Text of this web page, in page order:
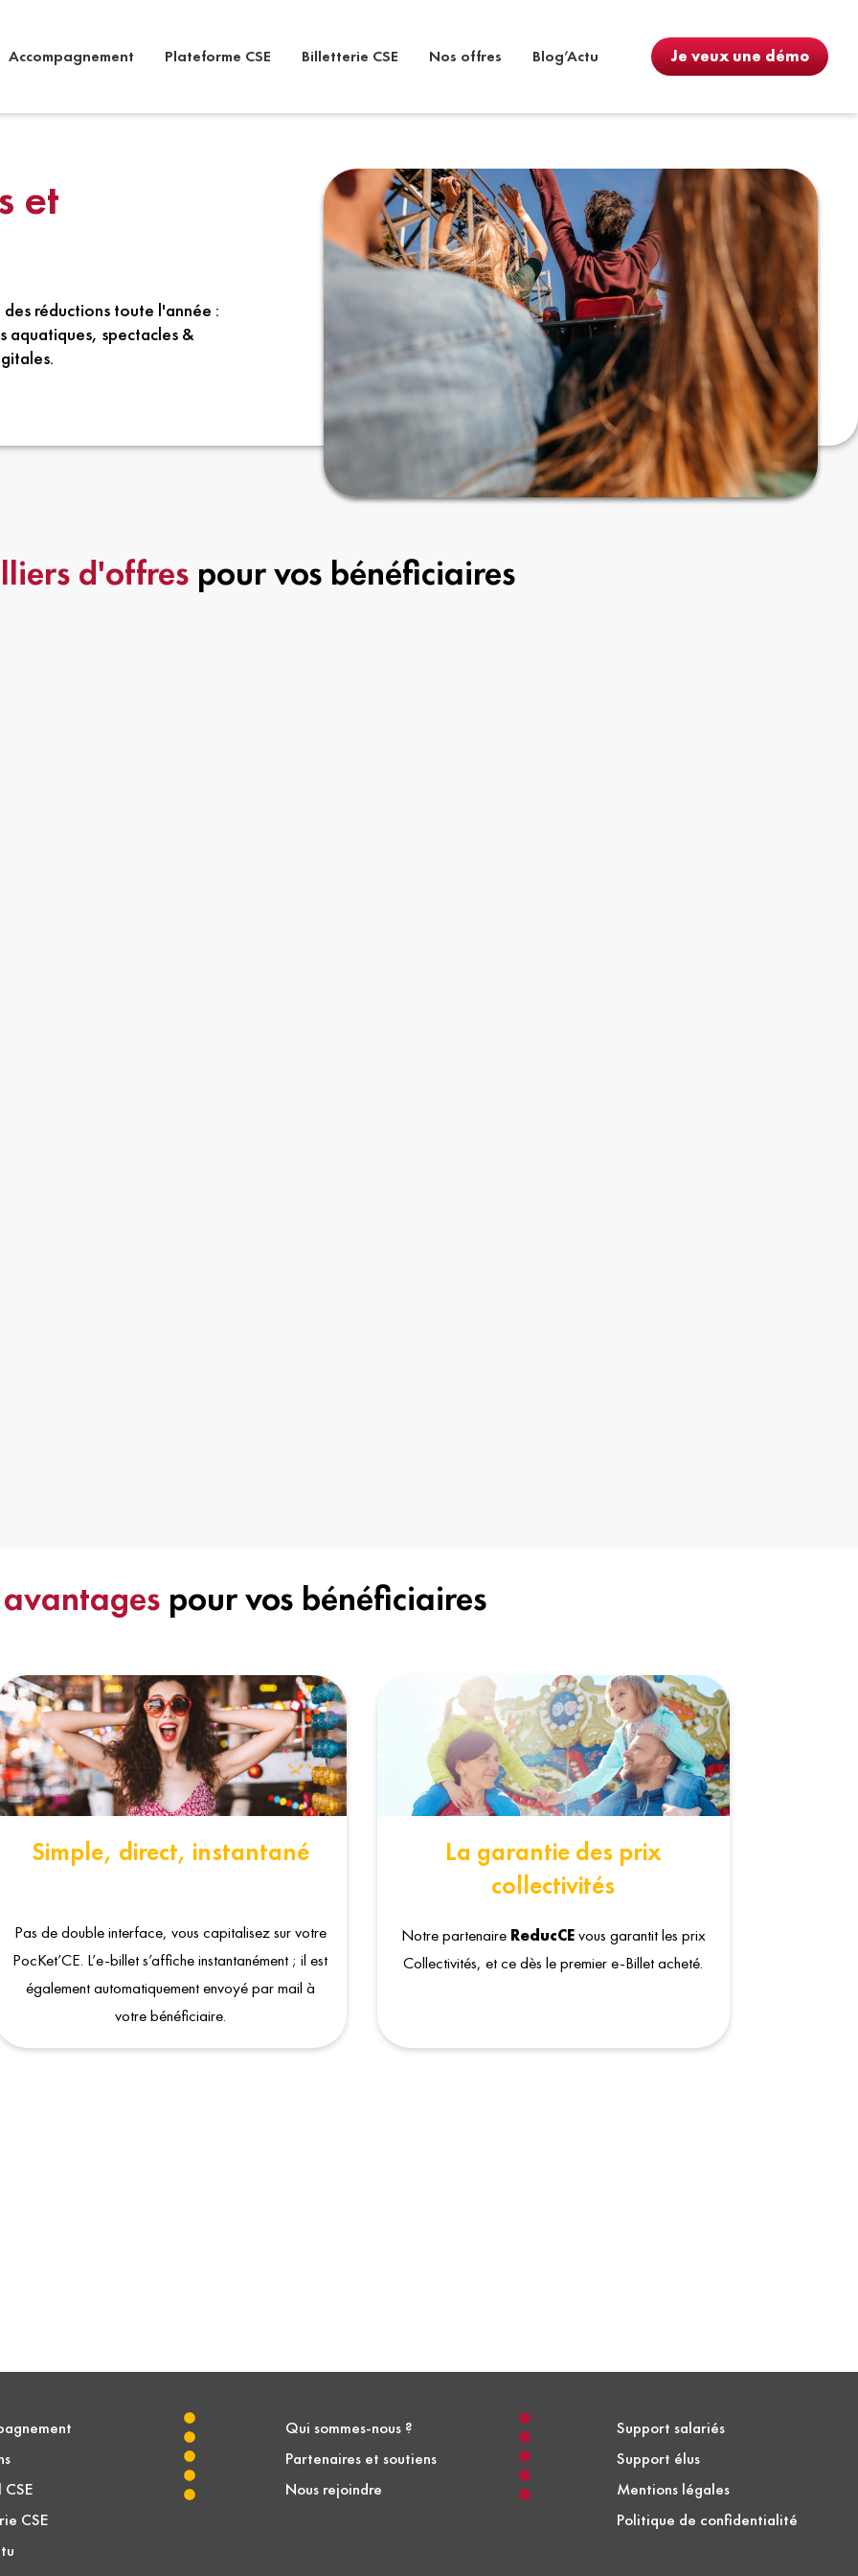
Accompagnement Plateforme CSE Billetterie CSE Nos offres Blog’Actu Je veux une démo
et
réductions toute l'année :
aquatiques, spectacles &
d'offres pour vos bénéficiaires
avantages pour vos bénéficiaires
Simple, direct, instantané
Pas de double interface, vous capitalisez sur votre
PocKet’CE. L’e-billet s’affiche instantanément ; il est
également automatiquement envoyé par mail à
votre bénéficiaire.
La garantie des prix
collectivités
Notre partenaire ReducCEvous garantit les prix
Collectivités, et ce dès le premier e-Billet acheté.
CSE
Qui sommes-nous ?
Partenaires et soutiens
Nous rejoindre
Support salariés
Support élus
Mentions légales
Politique de confidentialité